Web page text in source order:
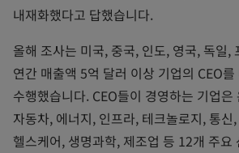
내재화했다고 답했습니다.
올해 조사는 미국, 중국, 인도, 영국, 독일,
연간 매출액 5억 달러 이상 기업의 CEO를
수행했습니다. CEO들이 경영하는 기업
자동차, 에너지, 인프라, 테크놀로지, 통신
헬스케어, 생명과학, 제조업 등 12개 주요